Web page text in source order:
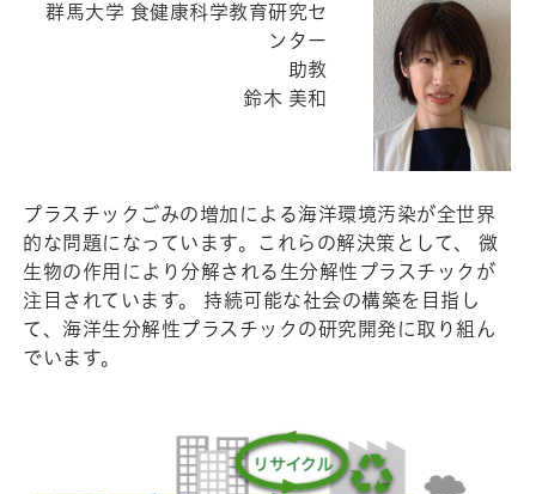
群馬大学 食健康科学教育研究セ
ンター
助教
鈴木 美和
プラスチックごみの増加による海洋環境汚染が全世界
的な問題になっています。これらの解決策として、 微
生物の作用により分解される生分解性プラスチックが
注目されています。 持続可能な社会の構築を目指し
て、海洋生分解性プラスチックの研究開発に取り組ん
でいます。